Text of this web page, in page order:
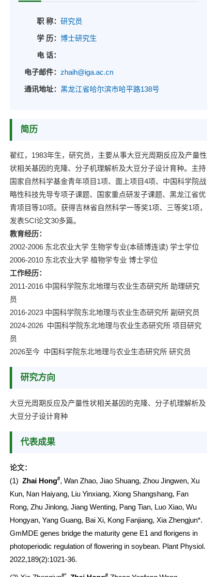
职 称： 研究员
学 历： 博士研究生
电 话：
电子邮件： zhaih@iga.ac.cn
通讯地址： 黑龙江省哈尔滨市哈平路138号
简历
翟红，1983年生，研究员，主要从事大豆光周期反应及产量性
状相关基因的克隆、分子机理解析及大豆分子设计育种。主持
国家自然科学基金青年项目1项、面上项目4项、中国科学院战
略性科技先导专项子课题、国家重点研发子课题、黑龙江省优
青项目等10项。获得吉林省自然科学一等奖1项、三等奖1项，
发表SCI论文30多篇。
教育经历：
2002-2006 东北农业大学 生物学专业(本硕博连读) 学士学位
2006-2010 东北农业大学 植物学专业 博士学位
工作经历：
2011-2016 中国科学院东北地理与农业生态研究所 助理研究
员
2016-2023 中国科学院东北地理与农业生态研究所 副研究员
2024-2026 中国科学院东北地理与农业生态研究所 项目研究
员
2026至今 中国科学院东北地理与农业生态研究所 研究员
研究方向
大豆光周期反应及产量性状相关基因的克隆、分子机理解析及
大豆分子设计育种
代表成果
论文：
(1) Zhai Hong#, Wan Zhao, Jiao Shuang, Zhou Jingwen, Xu
Kun, Nan Haiyang, Liu Yinxiang, Xiong Shangshang, Fan
Rong, Zhu Jinlong, Jiang Wenting, Pang Tian, Luo Xiao, Wu
Hongyan, Yang Guang, Bai Xi, Kong Fanjiang, Xia Zhengjun*.
GmMDE genes bridge the maturity gene E1 and florigens in
photoperiodic regulation of flowering in soybean. Plant Physiol.
2022,189(2):1021-36.
#* #